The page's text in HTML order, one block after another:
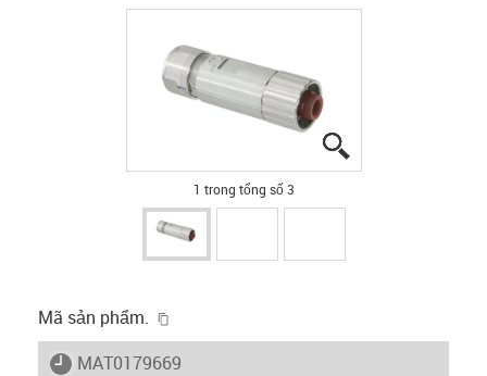
1 trong tổng số 3
Mã sản phẩm.
igus-icon-lieferzeit
MAT0179669